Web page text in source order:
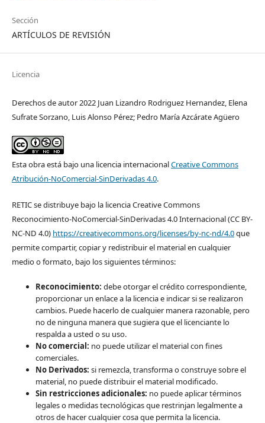
Sección
ARTÍCULOS DE REVISIÓN
Licencia
Derechos de autor 2022 Juan Lizandro Rodriguez Hernandez, Elena
Sufrate Sorzano, Luis Alonso Pérez; Pedro María Azcárate Agüero
Esta obra está bajo una licencia internacionalCreative Commons
Atribución-NoComercial-SinDerivadas 4.0.
RETIC se distribuye bajo la licencia Creative Commons
Reconocimiento-NoComercial-SinDerivadas 4.0 Internacional (CC BY-
NC-ND 4.0) https://creativecommons.org/licenses/by-nc-nd/4.0que
permite compartir, copiar y redistribuir el material en cualquier
medio o formato, bajo los siguientes términos:
Reconocimiento: debe otorgar el crédito correspondiente,
proporcionar un enlace a la licencia e indicar si se realizaron
cambios. Puede hacerlo de cualquier manera razonable, pero
no de ninguna manera que sugiera que el licenciante lo
respalda a usted o su uso.
No comercial: no puede utilizar el material con fines
comerciales.
No Derivados: si remezcla, transforma o construye sobre el
material, no puede distribuir el material modificado.
Sin restricciones adicionales: no puede aplicar términos
legales o medidas tecnológicas que restrinjan legalmente a
otros de hacer cualquier cosa que permita la licencia.